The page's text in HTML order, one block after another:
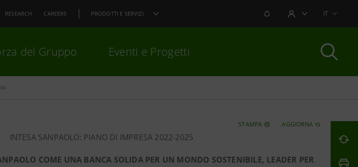
RESEARCH CAREERS PRODOTTI E SERVIZI NOTIFICHEAREA UTENTEIT
del Gruppo Eventi e Progetti
STAMPA AGGIORNA
INTESA SANPAOLO: PIANO DI IMPRESA 2022-2025
COME UNA BANCA SOLIDA PER UN MONDO SOSTENIBILE, LEADER PER